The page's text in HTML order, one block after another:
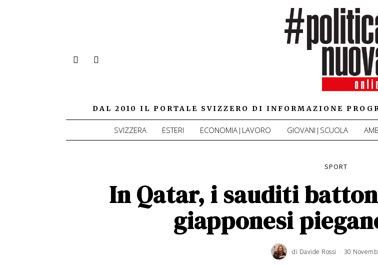
DAL 2010 IL PORTALE SVIZZERO DI INFORMAZIONE
SVIZZERA ESTERI ECONOMIA|LAVORO GIOVANI|SCUOLA
SPORT
In Qatar, i sauditi
giapponesi
di Davide Rossi 30